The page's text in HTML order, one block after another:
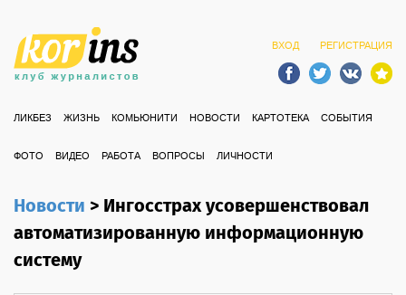
ВХОД РЕГИСТРАЦИЯ
ЛИКБЕЗ ЖИЗНЬ КОМЬЮНИТИ НОВОСТИ КАРТОТЕКА СОБЫТИЯ
ФОТО ВИДЕО РАБОТА ВОПРОСЫ ЛИЧНОСТИ
Новости>Ингосстрах усовершенствовал
автоматизированную информационную
систему